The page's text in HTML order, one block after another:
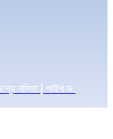
নসিহা | শাইখ ড.